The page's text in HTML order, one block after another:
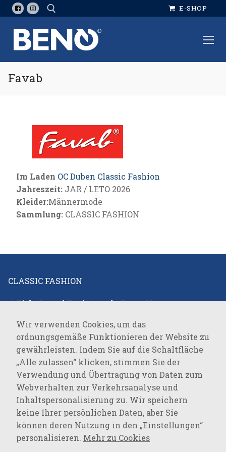
Skip
to
content
Suche:
E-SHOP
Favab
Im Laden OC Duben Classic Fashion
Jahreszeit: JAR / LETO 2026
Kleider:Männermode
Sammlung: CLASSIC FASHION
CLASSIC FASHION
A Fish Named Fred,Angels,Beate Heymann,
Campione ,Comma ,Covert, Desoto,
Eterna,Favab,Fraas ,Green Goose,JOOP!,JOOP!
JEANS,Joseph Ribkoff,LALA Berlin,Lisa
Campione,Loevenich,Marc Cain,Milestone
Oblique,Olsen, Parami,Pierre Cardin, R2
Amsterdam,Rockandblue,Roy Robson ,Suri Frey
Vanguard,
SPORTSWEAR
Wir verwenden Cookies, um das
ordnungsgemäße Funktionieren der Website zu
gewährleisten. Indem Sie auf die Schaltfläche
„Alle zulassen“ klicken, stimmen Sie der
Verwendung und Übertragung von Daten zum
Webverhalten zur Verkehrsanalyse und
Inhaltspersonalisierung zu. Wir speichern
keine Ihrer persönlichen Daten, aber Sie
können deren Nutzung in den „Einstellungen“
personalisieren. Mehr zu Cookies
Diese Cookies
sind notwendig,
um das
ordnungsgemäße
Funktionieren
der Website zu
gewährleisten.
Analytisch
Sie werden
verwendet,